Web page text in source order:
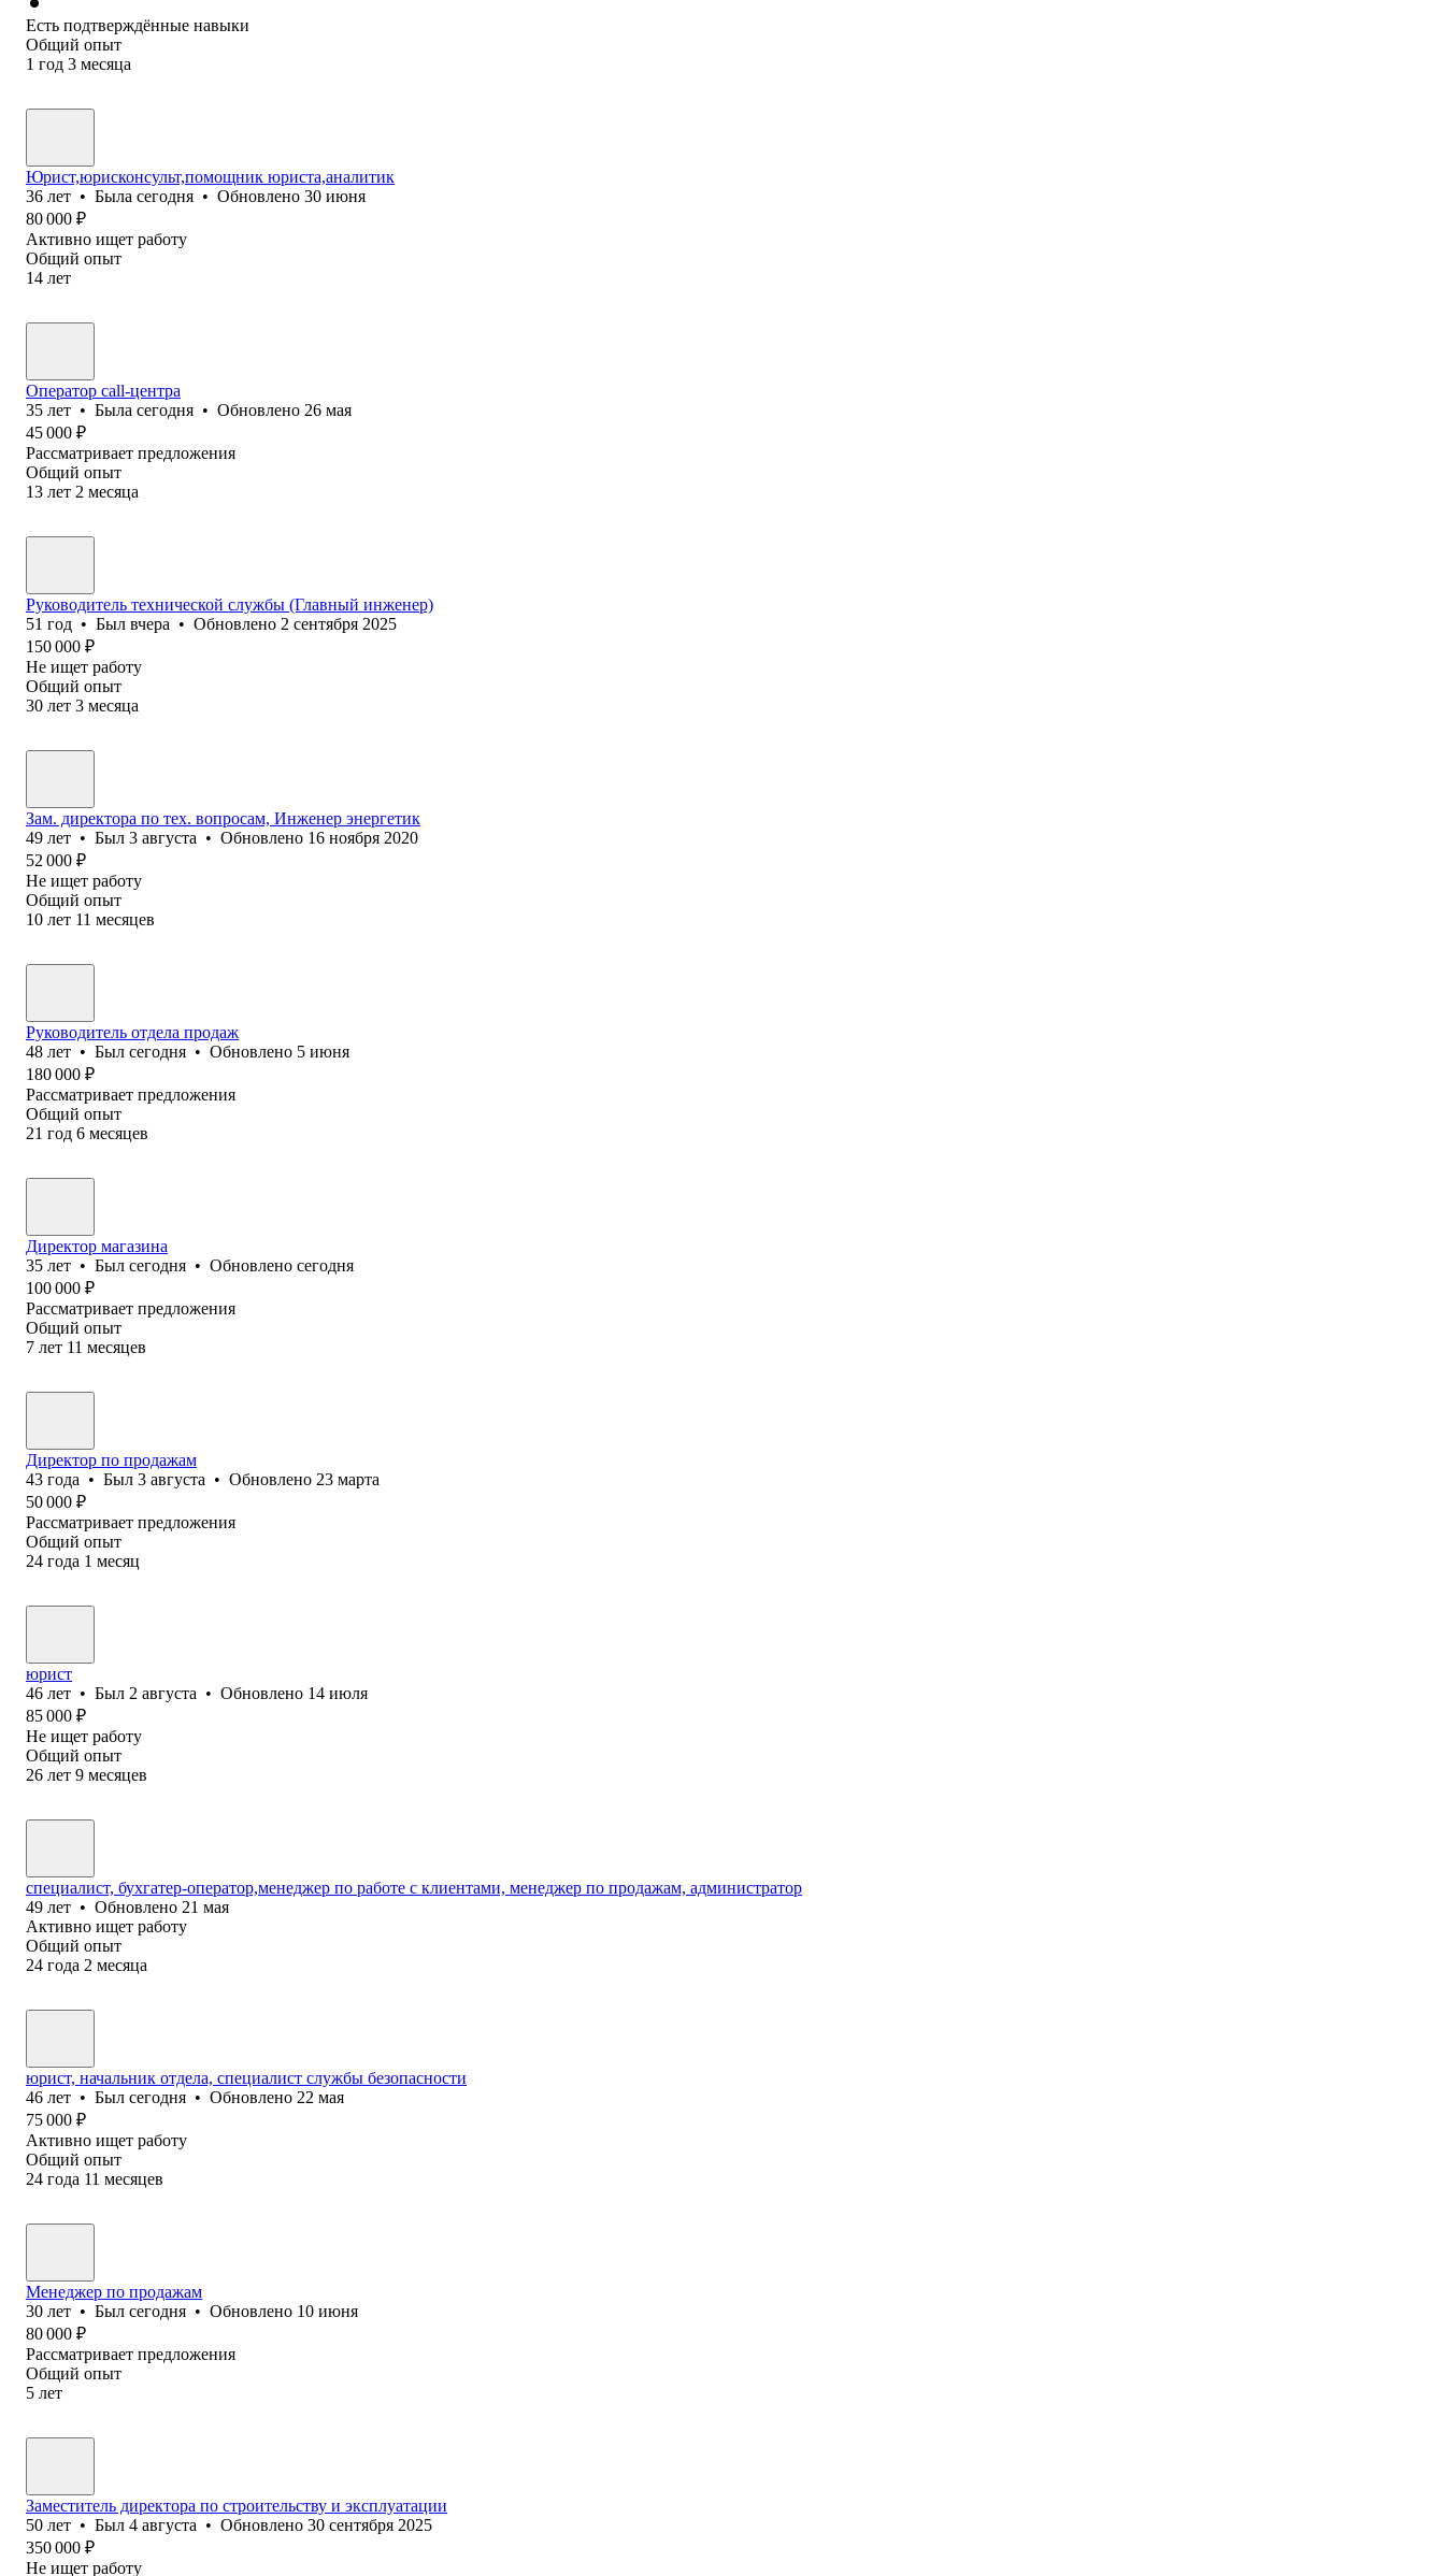
Есть подтверждённые навыки
Общий опыт
1 год 3 месяца
Юрист,юрисконсульт,помощник юриста,аналитик
36 лет • Была сегодня • Обновлено 30 июня
80 000 ₽
Активно ищет работу
Общий опыт
14 лет
Оператор call-центра
35 лет • Была сегодня • Обновлено 26 мая
45 000 ₽
Рассматривает предложения
Общий опыт
13 лет 2 месяца
Руководитель технической службы (Главный инженер)
51 год • Был вчера • Обновлено 2 сентября 2025
150 000 ₽
Не ищет работу
Общий опыт
30 лет 3 месяца
Зам. директора по тех. вопросам, Инженер энергетик
49 лет • Был 3 августа • Обновлено 16 ноября 2020
52 000 ₽
Не ищет работу
Общий опыт
10 лет 11 месяцев
Руководитель отдела продаж
48 лет • Был сегодня • Обновлено 5 июня
180 000 ₽
Рассматривает предложения
Общий опыт
21 год 6 месяцев
Директор магазина
35 лет • Был сегодня • Обновлено сегодня
100 000 ₽
Рассматривает предложения
Общий опыт
7 лет 11 месяцев
Директор по продажам
43 года • Был 3 августа • Обновлено 23 марта
50 000 ₽
Рассматривает предложения
Общий опыт
24 года 1 месяц
юрист
46 лет • Был 2 августа • Обновлено 14 июля
85 000 ₽
Не ищет работу
Общий опыт
26 лет 9 месяцев
специалист, бухгатер-оператор,менеджер по работе с клиентами, менеджер по продажам, администратор
49 лет • Обновлено 21 мая
Активно ищет работу
Общий опыт
24 года 2 месяца
юрист, начальник отдела, специалист службы безопасности
46 лет • Был сегодня • Обновлено 22 мая
75 000 ₽
Активно ищет работу
Общий опыт
24 года 11 месяцев
Менеджер по продажам
30 лет • Был сегодня • Обновлено 10 июня
80 000 ₽
Рассматривает предложения
Общий опыт
5 лет
Заместитель директора по строительству и эксплуатации
50 лет • Был 4 августа • Обновлено 30 сентября 2025
350 000 ₽
Не ищет работу